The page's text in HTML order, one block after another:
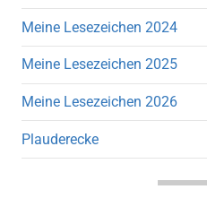
Meine Lesezeichen 2024
Meine Lesezeichen 2025
Meine Lesezeichen 2026
Plauderecke